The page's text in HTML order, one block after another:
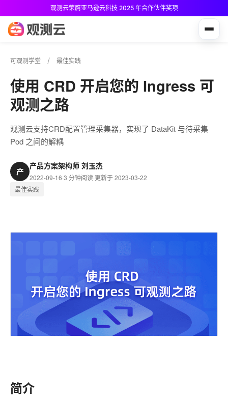
观测云荣膺亚马逊云科技 2025 年合作伙伴奖项
可观测学堂 最佳实践
使用 CRD 开启您的 Ingress 可
观测之路
观测云支持CRD配置管理采集器，实现了 DataKit 与待采集
Pod 之间的解耦
产
产品方案架构师 刘玉杰
2022-09-16·3 分钟阅读·更新于 2023-03-22
最佳实践
简介